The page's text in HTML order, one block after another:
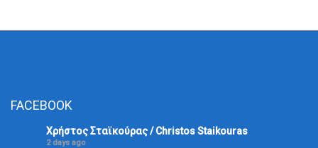
FACEBOOK
Χρήστος Σταϊκούρας / Christos Staikouras
2 days ago